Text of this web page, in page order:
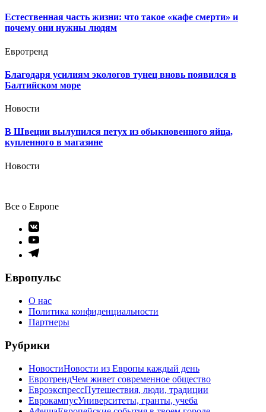
Естественная часть жизни: что такое «кафе смерти» и
почему они нужны людям
Евротренд
Благодаря усилиям экологов тунец вновь появился в
Балтийском море
Новости
В Швеции вылупился петух из обыкновенного яйца,
купленного в магазине
Новости
Все о Европе
Элемент
меню
Элемент
меню
Элемент
Европульс
О нас
Политика конфиденциальности
Партнеры
Рубрики
НовостиНовости из Европы каждый день
ЕвротрендЧем живет современное общество
ЕвроэкспрессПутешествия, люди, традиции
ЕврокампусУниверситеты, гранты, учеба